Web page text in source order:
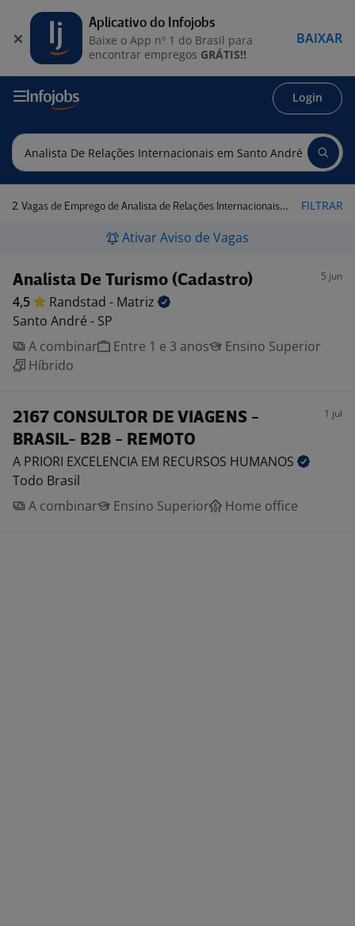
Login
2 Vagas de Emprego de Analista de Relações Internacionais em Santo André - SP FILTRAR
Ativar Aviso de Vagas
Analista De Turismo (Cadastro) 5 jun
4,5 Randstad - Matriz
Santo André - SP
A combinar
Entre 1 e 3 anos
Ensino Superior
Híbrido
2167 CONSULTOR DE VIAGENS -
BRASIL- B2B - REMOTO
1 jul
A PRIORI EXCELENCIA EM RECURSOS HUMANOS
Todo Brasil
A combinar
Ensino Superior Home office
Aplicativo do Infojobs
Baixe o App nº 1 do Brasil para
encontrar empregos GRÁTIS!!
BAIXAR